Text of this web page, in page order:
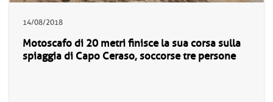
14/08/2018
Motoscafo di 20 metri finisce la sua corsa sulla
spiaggia di Capo Ceraso, soccorse tre persone